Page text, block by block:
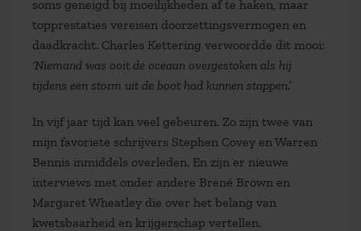
soms geneigd bij moeilijkheden af te haken, maar
topprestaties vereisen doorzettingsvermogen en
daadkracht. Charles Kettering verwoordde dit mooi:
‘Niemand was ooit de oceaan overgestoken als hij
tijdens een storm uit de boot had kunnen stappen.’
In vijf jaar tijd kan veel gebeuren. Zo zijn twee van
mijn favoriete schrijvers Stephen Covey en Warren
Bennis inmiddels overleden. En zijn er nieuwe
interviews met onder andere Brené Brown en
Margaret Wheatley die over het belang van
kwetsbaarheid en krijgerschap vertellen.